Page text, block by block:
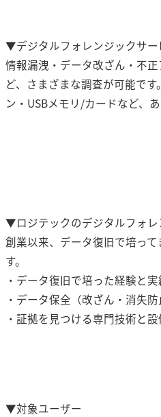
▼デジタルフォレンジックサー
情報漏洩・データ改ざん・不
ど、さまざまな調査が可能で
ン・USBメモリ/カードなど、
▼ロジテックのデジタルフォ
創業以来、データ復旧で培っ
す。
・データ復旧で培った経験と実
・データ保全（改ざん・消失
・証拠を見つける専門技術と設
▼対象ユーザー